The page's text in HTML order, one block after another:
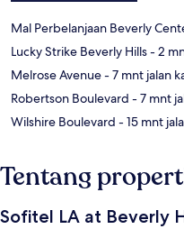
Mal Perbelanjaan Beverly
Lucky Strike Beverly Hills- 2
Melrose Avenue- 7 mnt jalan
Robertson Boulevard - 7 mnt
Wilshire Boulevard - 15 mnt
Tentang
Sofitel LA at Beverly